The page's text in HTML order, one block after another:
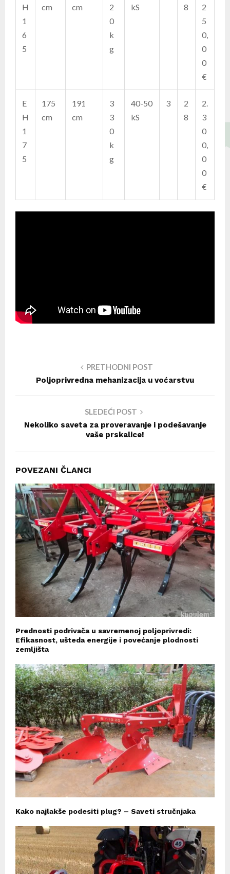
H
1
6
5
cm
cm
2
0
k
g
kS
8
2
5
0,
0
0
€
E
H
1
7
5
175
cm
191
cm
3
3
0
k
g
40-50
kS
3
2
8
2.
3
0
0,
0
0
€
PRETHODNI POST
Poljoprivredna mehanizacija u voćarstvu
SLEDEĆI POST
Nekoliko saveta za proveravanje i podešavanje
vaše prskalice!
POVEZANI ČLANCI
Prednosti podrivača u savremenoj poljoprivredi:
Efikasnost, ušteda energije i povećanje plodnosti
zemljišta
Kako najlakše podesiti plug? – Saveti stručnjaka